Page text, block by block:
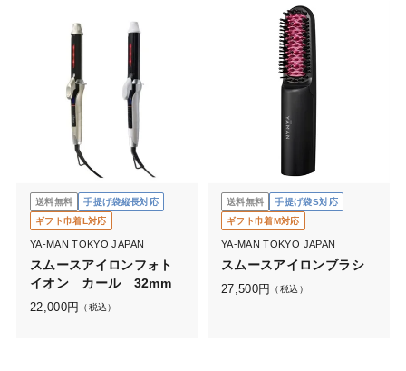
送料無料
手提げ袋縦長対応
ギフト巾着L対応
YA-MAN TOKYO JAPAN
スムースアイロンフォト
イオン カール 32mm
22,000円 （税込）
送料無料
手提げ袋S対応
ギフト巾着M対応
YA-MAN TOKYO JAPAN
スムースアイロンブラシ
27,500円 （税込）